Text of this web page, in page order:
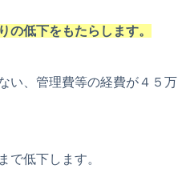
の低下をもたらします。
い、管理費等の経費が４５万
で低下します。